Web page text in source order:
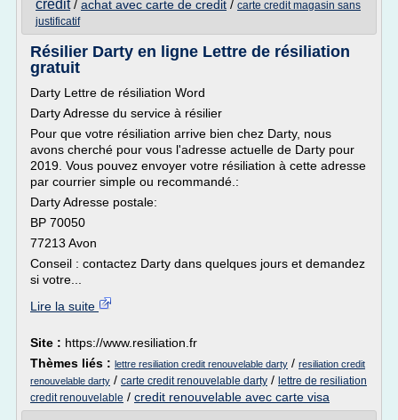
credit/ achat avec carte de credit / carte credit magasin sans
justificatif
Résilier Darty en ligne Lettre de résiliation
gratuit
Darty Lettre de résiliation Word
Darty Adresse du service à résilier
Pour que votre résiliation arrive bien chez Darty, nous
avons cherché pour vous l'adresse actuelle de Darty pour
2019. Vous pouvez envoyer votre résiliation à cette adresse
par courrier simple ou recommandé.:
Darty Adresse postale:
BP 70050
77213 Avon
Conseil : contactez Darty dans quelques jours et demandez
si votre...
Lire la suite
Site : https://www.resiliation.fr
Thèmes liés : lettre resiliation credit renouvelable darty / resiliation credit
renouvelable darty / carte credit renouvelable darty / lettre de resiliation
credit renouvelable / credit renouvelable avec carte visa